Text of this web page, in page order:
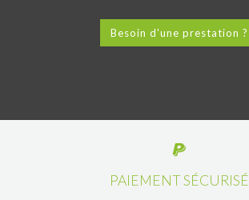
Besoin d'une prestation ?
PAIEMENT SÉCURISÉ